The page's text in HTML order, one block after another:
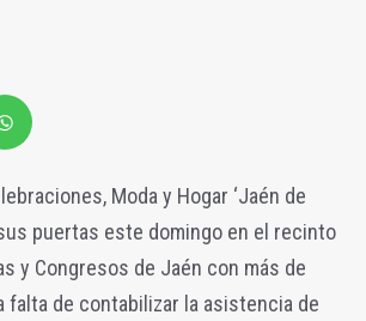
Moda y Hogar ‘Jaén de
puertas este domingo en el recinto
y Congresos de Jaén con más de
falta de contabilizar la asistencia de